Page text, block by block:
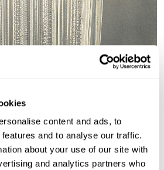
content and ads, to
and to analyse our traffic.
about your use of our site with
and analytics partners who